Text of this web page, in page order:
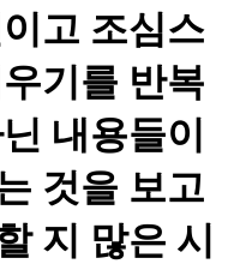
고 조심스
기를 반복
내용들이
것을 보고
지 많은 시